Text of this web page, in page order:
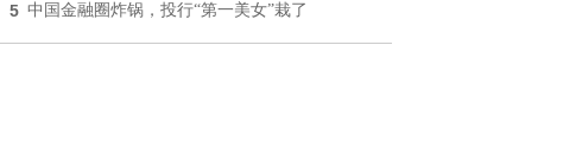
5 中国金融圈炸锅，投行“第一美女”栽了